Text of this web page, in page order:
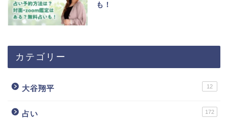
も！
カテゴリー
大谷翔平 12
占い 172